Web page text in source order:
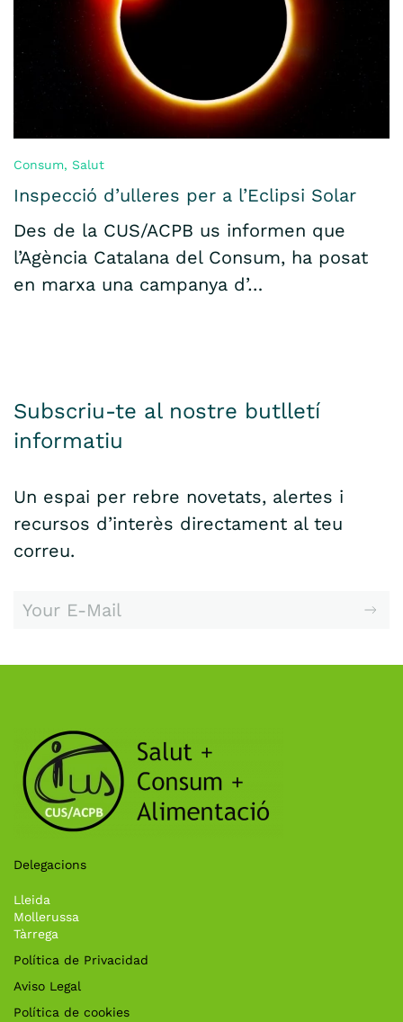
Consum, Salut
Inspecció d’ulleres per a l’Eclipsi Solar
Des de la CUS/ACPB us informen que
l’Agència Catalana del Consum, ha posat
en marxa una campanya d’…
Subscriu-te al nostre butlletí
informatiu
Un espai per rebre novetats, alertes i
recursos d’interès directament al teu
correu.
Delegacions
Lleida
Mollerussa
Tàrrega
Política de Privacidad
Aviso Legal
Política de cookies